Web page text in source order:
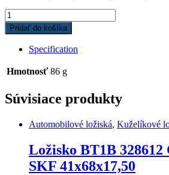
Ložisko
6302
2Z
Explorer
Pridať do košíka
Specification
Hmotnosť 86 g
Súvisiace produkty
Automobilové ložiská, Kuželíkové
Ložisko BT1B
SKF 41x68x17,50